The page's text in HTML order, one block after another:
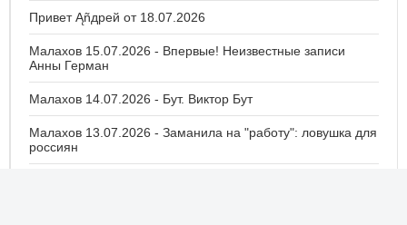
Привет Ąñдpей от 18.07.2026
Малахов 15.07.2026 - Впервые! Неизвестные записи
Анны Герман
Малахов 14.07.2026 - Бут. Виктор Бут
Малахов 13.07.2026 - Заманила на "работу": ловушка для
россиян